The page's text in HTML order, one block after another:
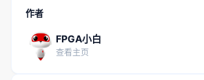
作者
FPGA小白
查看主页